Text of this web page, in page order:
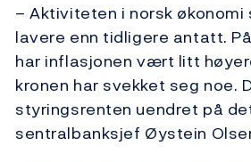
– Aktiviteten i norsk
lavere enn tidligere antatt.
har inflasjonen vært litt
kronen har svekket seg noe.
styringsrenten uendret på
sentralbanksjef Øystein